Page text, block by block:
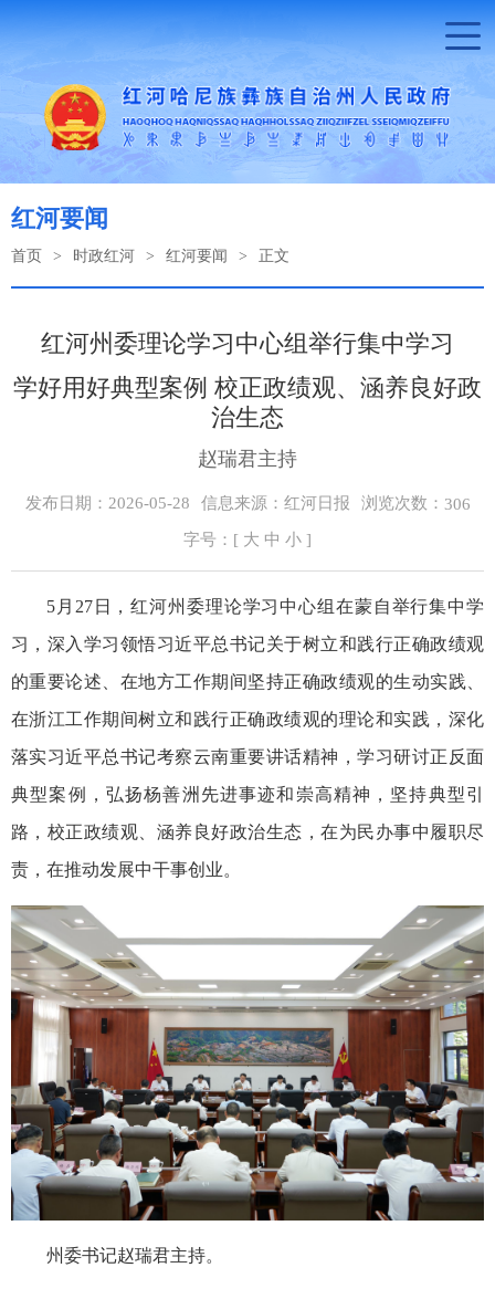
红河要闻
首页 > 时政红河 > 红河要闻 > 正文
红河州委理论学习中心组举行集中学习
学好用好典型案例 校正政绩观、涵养良好政
治生态
赵瑞君主持
发布日期：2026-05-28 信息来源：红河日报 浏览次数： 306
字号：[ 大 中 小 ]
5月27日，红河州委理论学习中心组在蒙自举行集中学
习，深入学习领悟习近平总书记关于树立和践行正确政绩观
的重要论述、在地方工作期间坚持正确政绩观的生动实践、
在浙江工作期间树立和践行正确政绩观的理论和实践，深化
落实习近平总书记考察云南重要讲话精神，学习研讨正反面
典型案例，弘扬杨善洲先进事迹和崇高精神，坚持典型引
路，校正政绩观、涵养良好政治生态，在为民办事中履职尽
责，在推动发展中干事创业。
州委书记赵瑞君主持。